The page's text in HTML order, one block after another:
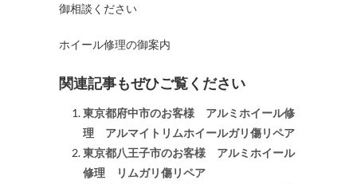
御相談ください
ホイール修理の御案内
関連記事もぜひご覧ください
東京都府中市のお客様 アルミホイール修
理 アルマイトリムホイールガリ傷リペア
東京都八王子市のお客様 アルミホイール
修理 リムガリ傷リペア